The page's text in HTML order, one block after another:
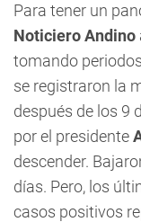
Para tener un
Noticiero Andino
tomando
se registraron la
después de los 9
por el presidente
descender.
días. Pero, los
casos positivos